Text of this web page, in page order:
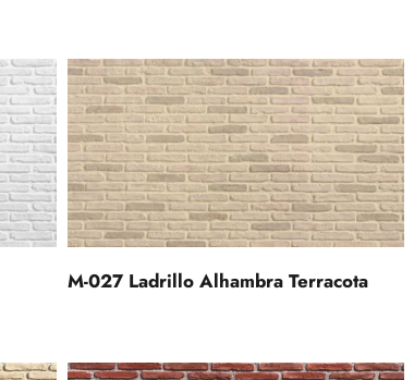
M-027 Ladrillo Alhambra Terracota